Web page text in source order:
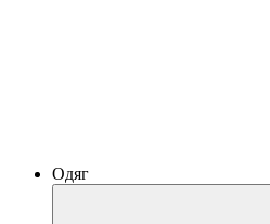
Одяг